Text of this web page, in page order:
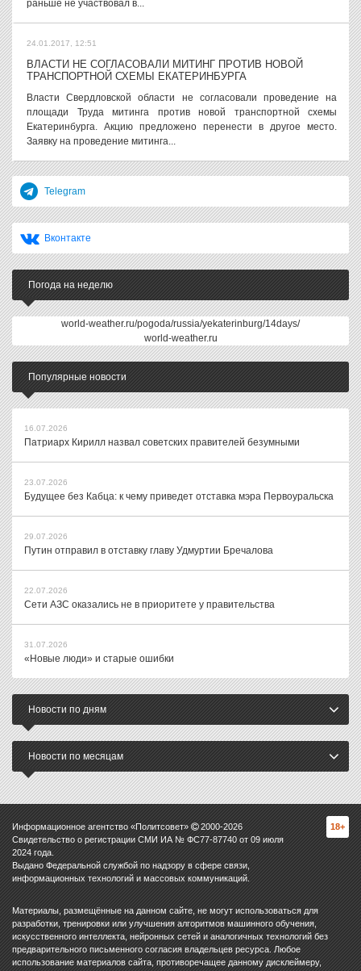
раньше не участвовал в...
24.01.2017, 12:51
ВЛАСТИ НЕ СОГЛАСОВАЛИ МИТИНГ ПРОТИВ НОВОЙ
ТРАНСПОРТНОЙ СХЕМЫ ЕКАТЕРИНБУРГА
Власти Свердловской области не согласовали проведение на
площади Труда митинга против новой транспортной схемы
Екатеринбурга. Акцию предложено перенести в другое место.
Заявку на проведение митинга...
Telegram
Вконтакте
Погода на неделю
world-weather.ru/pogoda/russia/yekaterinburg/14days/
world-weather.ru
Популярные новости
16.07.2026
Патриарх Кирилл назвал советских правителей безумными
23.07.2026
Будущее без Кабца: к чему приведет отставка мэра Первоуральска
29.07.2026
Путин отправил в отставку главу Удмуртии Бречалова
22.07.2026
Сети АЗС оказались не в приоритете у правительства
31.07.2026
«Новые люди» и старые ошибки
Новости по дням
Новости по месяцам
Информационное агентство «Политсовет» 2000-2026
Свидетельство о регистрации СМИ ИА № ФС77-87740 от 09 июля
2024 года.
Выдано Федеральной службой по надзору в сфере связи,
информационных технологий и массовых коммуникаций.
18+
Материалы, размещённые на данном сайте, не могут использоваться для
разработки, тренировки или улучшения алгоритмов машинного обучения,
искусственного интеллекта, нейронных сетей и аналогичных технологий без
предварительного письменного согласия владельцев ресурса. Любое
использование материалов сайта, противоречащее данному дисклеймеру,